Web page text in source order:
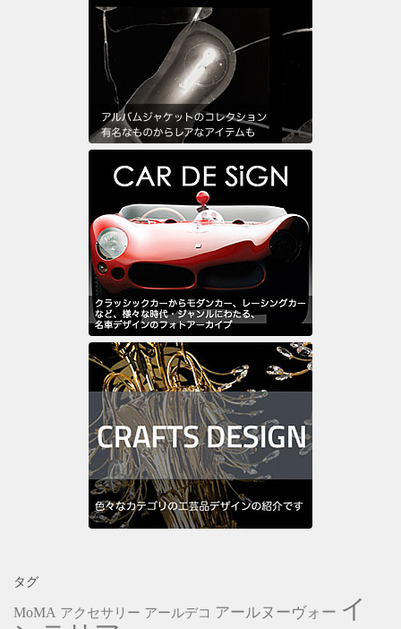
タグ
MoMA アクセサリー アールデコ アールヌーヴォー イ